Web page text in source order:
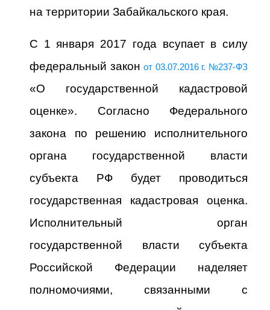
на территории Забайкальского края.
С 1 января 2017 года всупает в силу
федеральный закон от 03.07.2016 г. №237-ФЗ
«О государственной кадастровой
оценке». Согласно Федерального
закона по решению исполнительного
органа государственной власти
субъекта РФ будет проводиться
государственная кадастровая оценка.
Исполнительный орган
государственной власти субъекта
Российской Федерации наделяет
полномочиями, связанными с